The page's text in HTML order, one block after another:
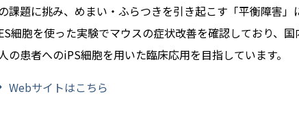
課題に挑み、めまい・ふらつきを引き起こす「平衡障害」
細胞を使った実験でマウスの症状改善を確認しており、国
人の患者へのiPS細胞を用いた臨床応用を目指しています。
Webサイトはこちら